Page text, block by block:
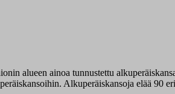
alueen ainoa tunnustettu
Alkuperäiskansoja elää 90